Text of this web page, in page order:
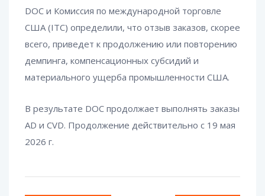
DOC и Комиссия по международной торговле
США (ITC) определили, что отзыв заказов, скорее
всего, приведет к продолжению или повторению
демпинга, компенсационных субсидий и
материального ущерба промышленности США.
В результате DOC продолжает выполнять заказы
AD и CVD. Продолжение действительно с 19 мая
2026 г.